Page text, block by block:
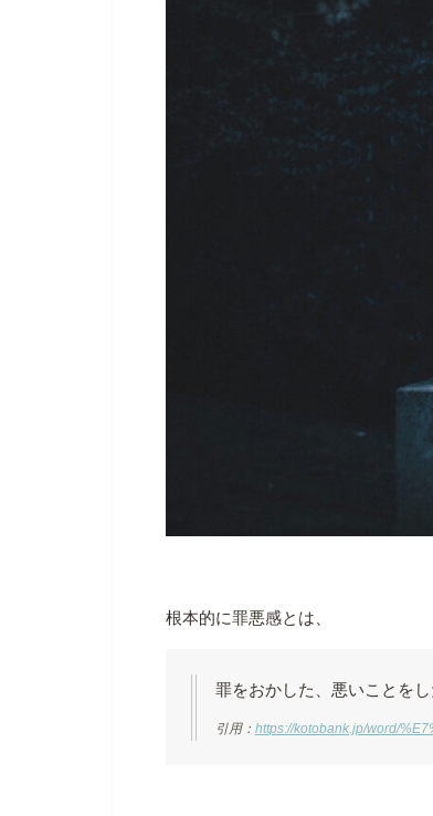
根本的に罪悪感とは、
罪をおかした、悪いことを
引用： https://kotobank.jp/word/